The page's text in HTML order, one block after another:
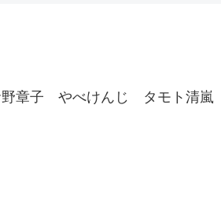
章子 やべけんじ タモト清嵐